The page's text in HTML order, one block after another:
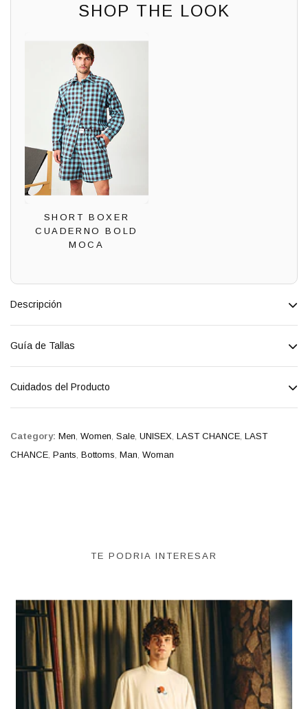
SHOP THE LOOK
SHORT BOXER
CUADERNO BOLD
MOCA
Descripción
Guía de Tallas
Cuidados del Producto
Category: Men, Women, Sale, UNISEX, LAST CHANCE, LAST
CHANCE, Pants, Bottoms, Man, Woman
TE PODRIA INTERESAR